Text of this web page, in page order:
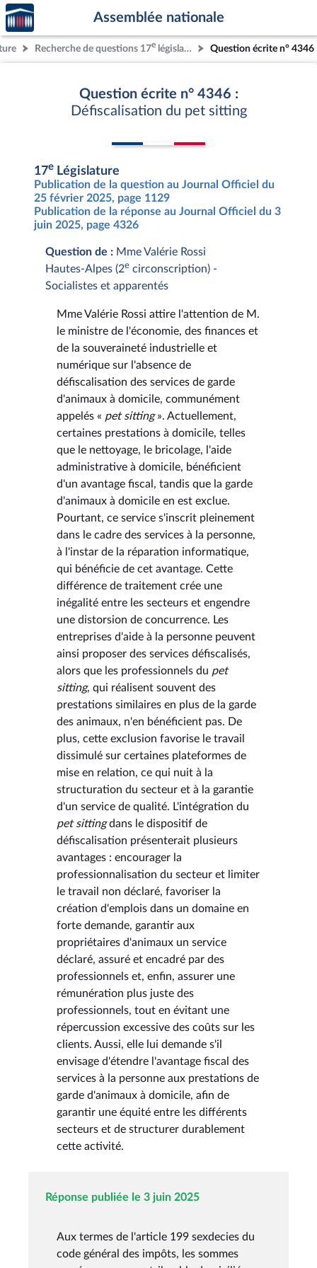
Aller au contenu
Aller en bas de la page
Accèder
à la
page
d'accueil
Assemblée nationale
Recherche de questions 17e législature Question écrite n° 4346
Question écrite n° 4346 :
Défiscalisation du pet sitting
17e Législature
Publication de la question au Journal Officiel du
25 février 2025, page 1129
Publication de la réponse au Journal Officiel du 3
juin 2025, page 4326
Question de : Mme Valérie Rossi
Hautes-Alpes (2e circonscription) -
Socialistes et apparentés
Mme Valérie Rossi attire l'attention de M.
le ministre de l'économie, des finances et
de la souveraineté industrielle et
numérique sur l'absence de
défiscalisation des services de garde
d'animaux à domicile, communément
appelés « pet sitting». Actuellement,
certaines prestations à domicile, telles
que le nettoyage, le bricolage, l'aide
administrative à domicile, bénéficient
d'un avantage fiscal, tandis que la garde
d'animaux à domicile en est exclue.
Pourtant, ce service s'inscrit pleinement
dans le cadre des services à la personne,
à l'instar de la réparation informatique,
qui bénéficie de cet avantage. Cette
différence de traitement crée une
inégalité entre les secteurs et engendre
une distorsion de concurrence. Les
entreprises d'aide à la personne peuvent
ainsi proposer des services défiscalisés,
alors que les professionnels du pet
sitting, qui réalisent souvent des
prestations similaires en plus de la garde
des animaux, n'en bénéficient pas. De
plus, cette exclusion favorise le travail
dissimulé sur certaines plateformes de
mise en relation, ce qui nuit à la
structuration du secteur et à la garantie
d'un service de qualité. L'intégration du
pet sittingdans le dispositif de
défiscalisation présenterait plusieurs
avantages : encourager la
professionnalisation du secteur et limiter
le travail non déclaré, favoriser la
création d'emplois dans un domaine en
forte demande, garantir aux
propriétaires d'animaux un service
déclaré, assuré et encadré par des
professionnels et, enfin, assurer une
rémunération plus juste des
professionnels, tout en évitant une
répercussion excessive des coûts sur les
clients. Aussi, elle lui demande s'il
envisage d'étendre l'avantage fiscal des
services à la personne aux prestations de
garde d'animaux à domicile, afin de
garantir une équité entre les différents
secteurs et de structurer durablement
cette activité.
Réponse publiée le 3 juin 2025
Aux termes de l'article 199 sexdecies du
code général des impôts, les sommes